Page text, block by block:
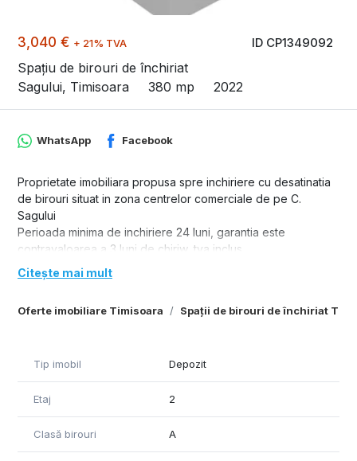
ID CP1349092
3,040 € + 21% TVA
Spațiu de birouri de închiriat
Sagului, Timisoara
380 mp 2022
Oferte imobiliare Timisoara Spații de birouri de închiriat
WhatsApp Facebook
Proprietate imobiliara propusa spre inchiriere cu desatinatia
de birouri situat in zona centrelor comerciale de pe C.
Sagului
Perioada minima de inchiriere 24 luni, garantia este
contravaloarea a 3 luni de chiriw, tva inclus
Compartimentarea interioara si amenajarile se pot discuta in
functie de necesitate;
include :
parcare, zonele de circulaţie, curăţarea zăpezii;
b) utilizarea şi întreţinerea sistemului de canalizare, statie de
epurare, PSI, colectarea gunoiului;
c) serviciul de securitate si monitorizarea video a proprietăţii;
Utilitatile se achita separat , pe baza citirii consumurilor;
Citește mai mult
Tip imobil Depozit
Etaj 2
Clasă birouri A